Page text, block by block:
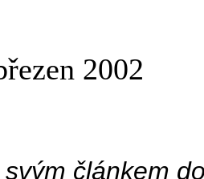
2002
článkem